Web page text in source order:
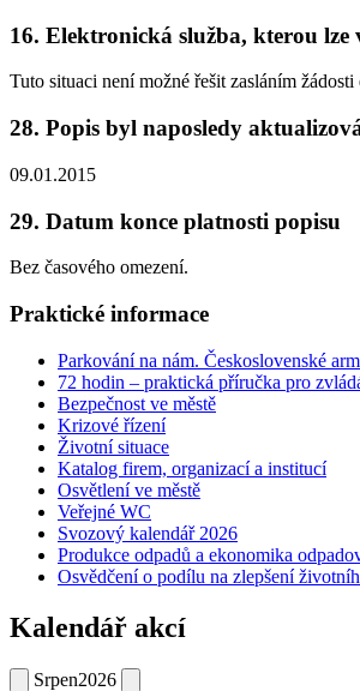
16. Elektronická služba, kterou lze
Tuto situaci není možné řešit zasláním
28. Popis byl naposledy
09.01.2015
29. Datum konce platnosti popisu
Bez časového omezení.
Praktické informace
Parkování na nám. Československé
72 hodin – praktická příručka pro
Bezpečnost ve městě
Krizové řízení
Životní situace
Katalog firem, organizací a institucí
Osvětlení ve městě
Veřejné WC
Svozový kalendář 2026
Produkce odpadů a ekonomika
Osvědčení o podílu na zlepšení
Kalendář akcí
Srpen2026